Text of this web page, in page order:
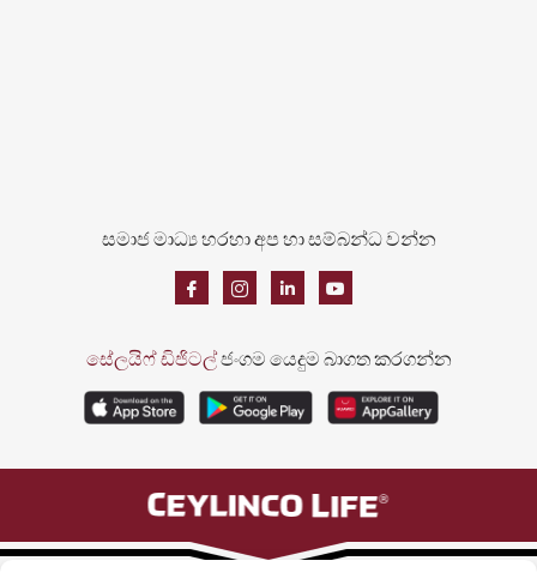
සමාජ මාධ්‍ය හරහා අප හා සම්බන්ධ වන්න
සේලයිෆ් ඩිජිටල්ජංගම යෙදුම බාගත කරගන්න